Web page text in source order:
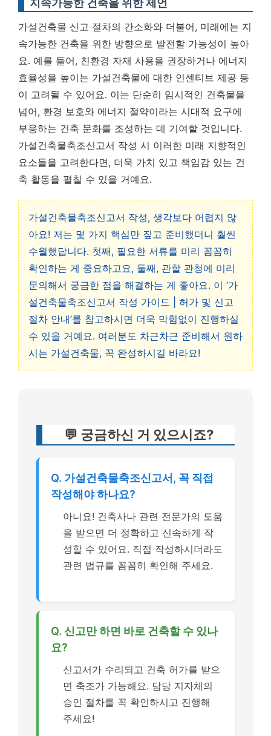
지속가능한 건축을 위한 제언
가설건축물 신고 절차의 간소화와 더불어, 미래에는 지
속가능한 건축을 위한 방향으로 발전할 가능성이 높아
요. 예를 들어, 친환경 자재 사용을 권장하거나 에너지
효율성을 높이는 가설건축물에 대한 인센티브 제공 등
이 고려될 수 있어요. 이는 단순히 임시적인 건축물을
넘어, 환경 보호와 에너지 절약이라는 시대적 요구에
부응하는 건축 문화를 조성하는 데 기여할 것입니다.
가설건축물축조신고서 작성 시 이러한 미래 지향적인
요소들을 고려한다면, 더욱 가치 있고 책임감 있는 건
축 활동을 펼칠 수 있을 거예요.
가설건축물축조신고서 작성, 생각보다 어렵지 않
아요! 저는 몇 가지 핵심만 짚고 준비했더니 훨씬
수월했답니다. 첫째, 필요한 서류를 미리 꼼꼼히
확인하는 게 중요하고요, 둘째, 관할 관청에 미리
문의해서 궁금한 점을 해결하는 게 좋아요. 이 ‘가
설건축물축조신고서 작성 가이드 | 허가 및 신고
절차 안내’를 참고하시면 더욱 막힘없이 진행하실
수 있을 거예요. 여러분도 차근차근 준비해서 원하
시는 가설건축물, 꼭 완성하시길 바라요!
💬 궁금하신 거 있으시죠?
Q. 가설건축물축조신고서, 꼭 직접
작성해야 하나요?
아니요! 건축사나 관련 전문가의 도움
을 받으면 더 정확하고 신속하게 작
성할 수 있어요. 직접 작성하시더라도
관련 법규를 꼼꼼히 확인해 주세요.
Q. 신고만 하면 바로 건축할 수 있나
요?
신고서가 수리되고 건축 허가를 받으
면 축조가 가능해요. 담당 지자체의
승인 절차를 꼭 확인하시고 진행해
주세요!